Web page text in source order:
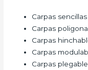
Carpas sencillas
Carpas
Carpas
Carpas
Carpas